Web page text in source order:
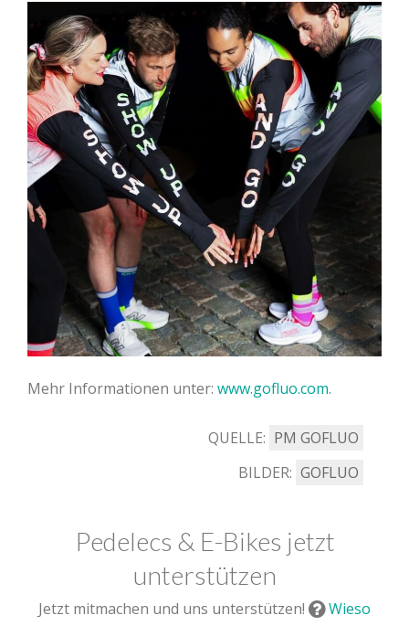
Mehr Informationen unter: www.gofluo.com.
QUELLE: PM GOFLUO
BILDER: GOFLUO
Pedelecs & E-Bikes jetzt
unterstützen
Jetzt mitmachen und uns unterstützen!
Wieso